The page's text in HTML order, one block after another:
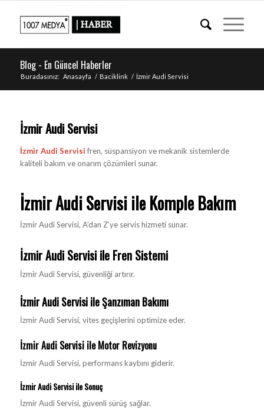
Blog - En Güncel Haberler
Buradasınız: Anasayfa / Baciklink / İzmir Audi Servisi
İzmir Audi Servisi
İzmir Audi Servisifren, süspansiyon ve mekanik sistemlerde
kaliteli bakım ve onarım çözümleri sunar.
İzmir Audi Servisi ile Komple Bakım
İzmir Audi Servisi, A’dan Z’ye servis hizmeti sunar.
İzmir Audi Servisi ile Fren Sistemi
İzmir Audi Servisi, güvenliği artırır.
İzmir Audi Servisi ile Şanzıman Bakımı
İzmir Audi Servisi, vites geçişlerini optimize eder.
İzmir Audi Servisi ile Motor Revizyonu
İzmir Audi Servisi, performans kaybını giderir.
İzmir Audi Servisi ile Sonuç
İzmir Audi Servisi, güvenli sürüş sağlar.